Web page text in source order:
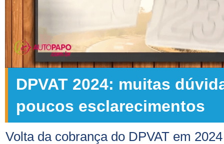
DPVAT 2024: muitas
poucos esclarecimentos
Volta da cobrança do DPVAT em